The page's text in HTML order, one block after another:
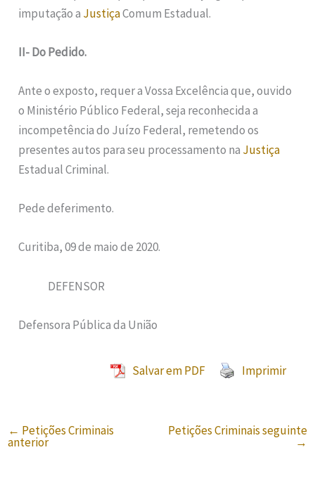
imputação a JustiçaComum Estadual.
II- Do Pedido.
Ante o exposto, requer a Vossa Excelência que, ouvido
o Ministério Público Federal, seja reconhecida a
incompetência do Juízo Federal, remetendo os
presentes autos para seu processamento na Justiça
Estadual Criminal.
Pede deferimento.
Curitiba, 09 de maio de 2020.
DEFENSOR
Defensora Pública da União
Salvar em PDF Imprimir
← Petições Criminais
anterior
Petições Criminais seguinte
→